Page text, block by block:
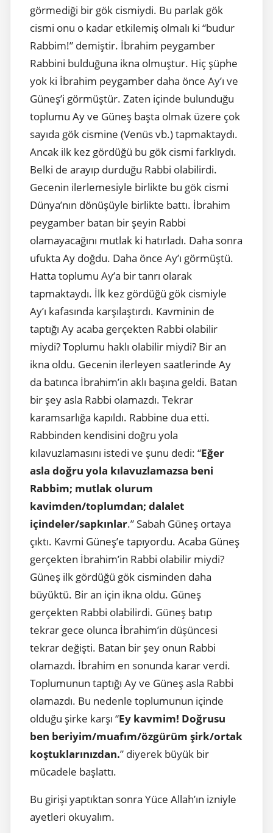
görmediği bir gök cismiydi. Bu parlak gök
cismi onu o kadar etkilemiş olmalı ki “budur
Rabbim!” demiştir. İbrahim peygamber
Rabbini bulduğuna ikna olmuştur. Hiç şüphe
yok ki İbrahim peygamber daha önce Ay’ı ve
Güneş’i görmüştür. Zaten içinde bulunduğu
toplumu Ay ve Güneş başta olmak üzere çok
sayıda gök cismine (Venüs vb.) tapmaktaydı.
Ancak ilk kez gördüğü bu gök cismi farklıydı.
Belki de arayıp durduğu Rabbi olabilirdi.
Gecenin ilerlemesiyle birlikte bu gök cismi
Dünya’nın dönüşüyle birlikte battı. İbrahim
peygamber batan bir şeyin Rabbi
olamayacağını mutlak ki hatırladı. Daha sonra
ufukta Ay doğdu. Daha önce Ay’ı görmüştü.
Hatta toplumu Ay’a bir tanrı olarak
tapmaktaydı. İlk kez gördüğü gök cismiyle
Ay’ı kafasında karşılaştırdı. Kavminin de
taptığı Ay acaba gerçekten Rabbi olabilir
miydi? Toplumu haklı olabilir miydi? Bir an
ikna oldu. Gecenin ilerleyen saatlerinde Ay
da batınca İbrahim’in aklı başına geldi. Batan
bir şey asla Rabbi olamazdı. Tekrar
karamsarlığa kapıldı. Rabbine dua etti.
Rabbinden kendisini doğru yola
kılavuzlamasını istedi ve şunu dedi: “Eğer
asla doğru yola kılavuzlamazsa beni
Rabbim; mutlak olurum
kavimden/toplumdan; dalalet
içindeler/sapkınlar.” Sabah Güneş ortaya
çıktı. Kavmi Güneş’e tapıyordu. Acaba Güneş
gerçekten İbrahim’in Rabbi olabilir miydi?
Güneş ilk gördüğü gök cisminden daha
büyüktü. Bir an için ikna oldu. Güneş
gerçekten Rabbi olabilirdi. Güneş batıp
tekrar gece olunca İbrahim’in düşüncesi
tekrar değişti. Batan bir şey onun Rabbi
olamazdı. İbrahim en sonunda karar verdi.
Toplumunun taptığı Ay ve Güneş asla Rabbi
olamazdı. Bu nedenle toplumunun içinde
olduğu şirke karşı “Ey kavmim! Doğrusu
ben beriyim/muafım/özgürüm şirk/ortak
koştuklarınızdan.” diyerek büyük bir
mücadele başlattı.
Bu girişi yaptıktan sonra Yüce Allah’ın izniyle
ayetleri okuyalım.